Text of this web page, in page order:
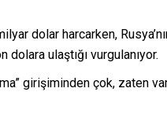
dolar harcarken,
ulaştığı vurgulanıyor.
girişiminden çok,